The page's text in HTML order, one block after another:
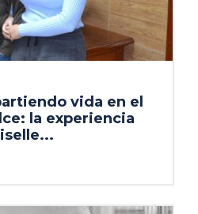
vida en el
la experiencia